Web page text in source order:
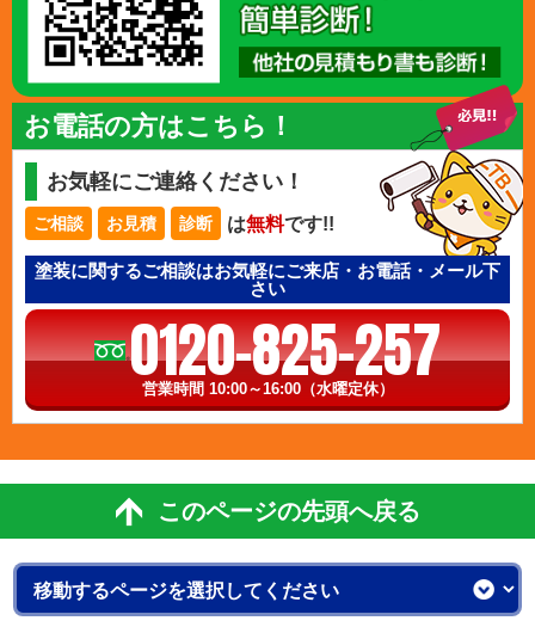
お電話の方はこちら！
お気軽にご連絡ください！
ご相談 お見積 診断 は無料です!!
塗装に関するご相談はお気軽にご来店・お電話・メール下
さい
0120-825-257
営業時間 10:00～16:00（水曜定休）
このページの先頭へ戻る